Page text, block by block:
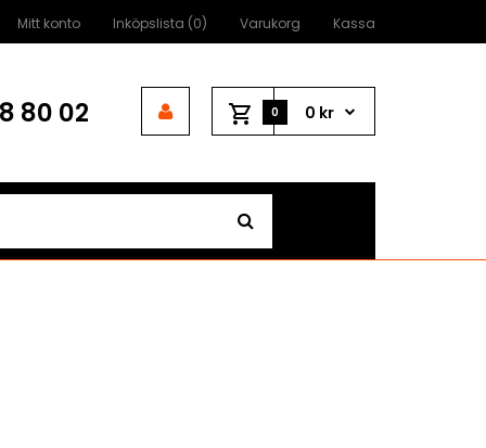
Mitt konto Inköpslista (0) Varukorg Kassa
80 02 0 0 kr